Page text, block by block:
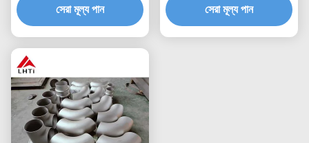
1000Mpa প্রসার্য শক্তি
সেরা মূল্য পান সেরা মূল্য পান